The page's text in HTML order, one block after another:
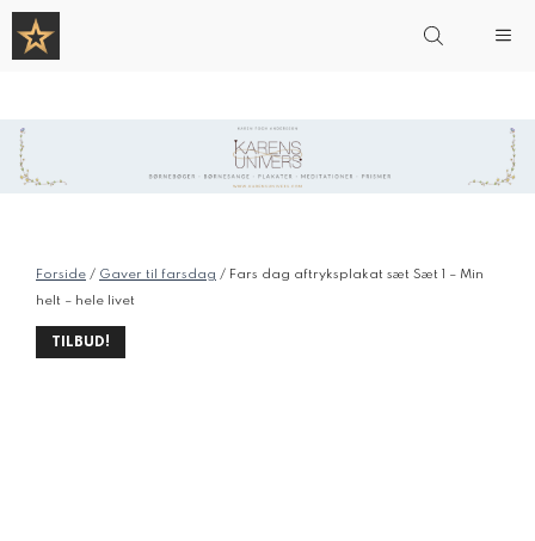
Hop
indhold
Forside / Gaver til farsdag / Fars dag aftryksplakat sæt Sæt 1 – Min
helt – hele livet
TILBUD!